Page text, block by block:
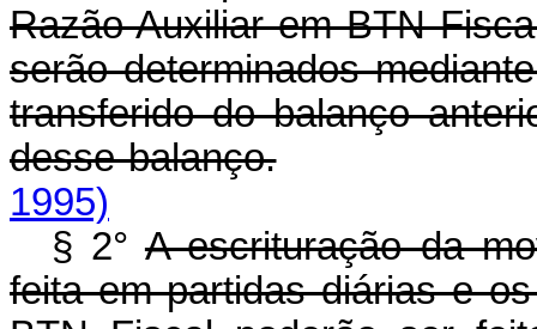
Razão Auxiliar em BTN
serão determinados
transferido do balanço
desse balanço.
1995)
§ 2°A escrituração da
feita em partidas diárias e